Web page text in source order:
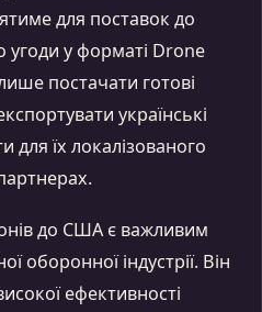
для поставок до
угоди у форматі Drone
постачати готові
українські
для їх локалізованого
до США є важливим
оборонної індустрії. Він
ефективності